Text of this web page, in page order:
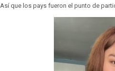
que los pays fueron el punto de